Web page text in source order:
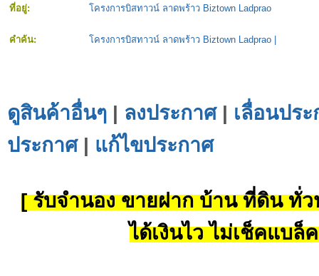
ที่อยู่:
โครงการบิสทาวน์ ลาดพร้าว Biztown Ladprao
คำค้น: โครงการบิสทาวน์ ลาดพร้าว Biztown Ladprao
ดูสินค้าอื่นๆ | ลงประกาศ| เลื่อนปร
ประกาศ| แก้ไขประกาศ
[ รับจำนอง ขายฝาก บ้าน ที่ดิน ทั่ว
ได้เงินไว ไม่เช็คแบล็